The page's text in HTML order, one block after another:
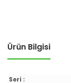
Ürün Bilgisi
Seri :